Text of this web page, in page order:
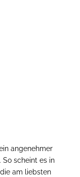
angenehmer
scheint es in
am liebsten